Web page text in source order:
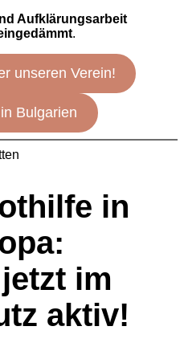
Aufklärungsarbeit
.
unseren Verein!
Bulgarien
in
im
aktiv!